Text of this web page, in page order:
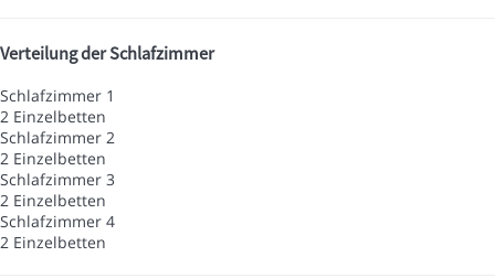
Verteilung der Schlafzimmer
Schlafzimmer 1
2 Einzelbetten
Schlafzimmer 2
2 Einzelbetten
Schlafzimmer 3
2 Einzelbetten
Schlafzimmer 4
2 Einzelbetten